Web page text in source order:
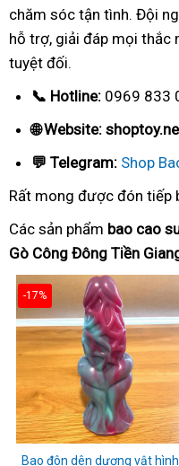
chăm sóc tận tình. Đội
hỗ trợ, giải đáp mọi thắc
tuyệt đối.
📞 Hotline: 0969 833
🌐 Website:
💬 Telegram: Shop
Rất mong được đón tiếp
Các sản phẩm bao cao
Gò Công Đông Tiền
-17%
Bao đôn dên dương vật hình